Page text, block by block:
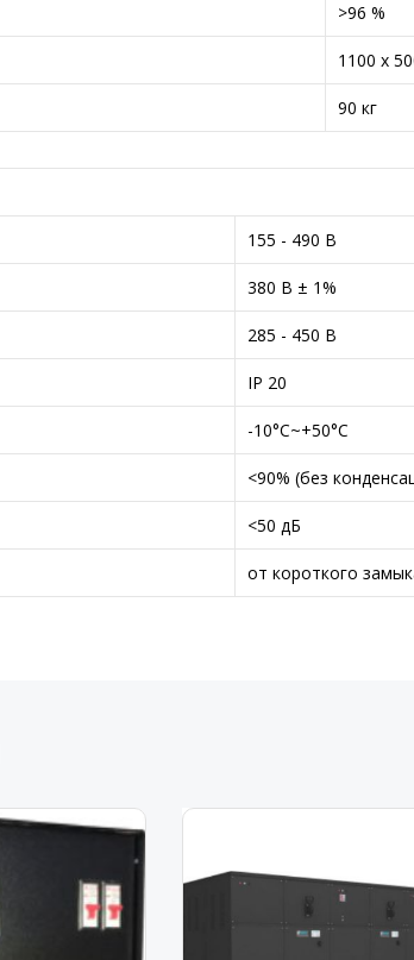
>96 %
1100 x
90 кг
155 - 490 В
380 В ± 1%
285 - 450 В
IP 20
-10°C~+50°C
<90% (без
<50 дБ
от короткого